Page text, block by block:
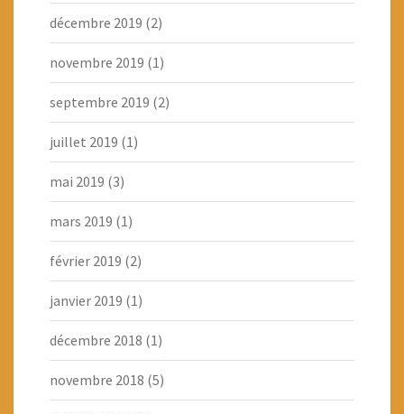
décembre 2019 (2)
novembre 2019 (1)
septembre 2019 (2)
juillet 2019 (1)
mai 2019 (3)
mars 2019 (1)
février 2019 (2)
janvier 2019 (1)
décembre 2018 (1)
novembre 2018 (5)